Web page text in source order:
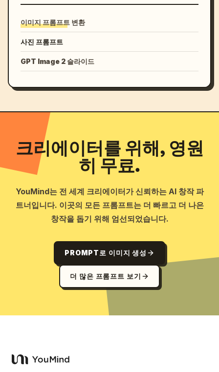
이미지 프롬프트 변환
사진 프롬프트
GPT Image 2 슬라이드
크리에이터를 위해, 영원
히 무료.
YouMind는 전 세계 크리에이터가 신뢰하는 AI 창작 파
트너입니다. 이곳의 모든 프롬프트는 더 빠르고 더 나은
창작을 돕기 위해 엄선되었습니다.
PROMPT로 이미지 생성
더 많은 프롬프트 보기